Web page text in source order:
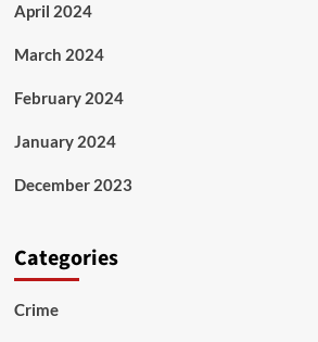
April 2024
March 2024
February 2024
January 2024
December 2023
Categories
Crime